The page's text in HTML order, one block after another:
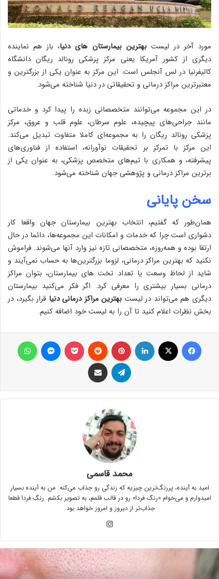
مورد آخر در لیستبهترین بیمارستان های دنیا، باز هم نماینده
دیگری از کشور آمریکا یعنی مرکز پزشکی رونالد ریگان دانشگاه
کالیفرنیا در لس آنجلس است. این مرکز به عنوان یکی از بزرگترین و
معتبرترین مراکز درمانی و تحقیقاتی در دنیا شناخته می‌شود.
در این مجموعه می‌توانند متخصصانی زبده را پیدا کرد و خدماتی
مانند جراحی‌های پیچیده، علوم سرطان، علوم قلب و عروق، مرکز
پزشکی رونالد ریگان را به مجموعه‌ای کاملا متفاوت تبدیل می‌کند.
این مرکز با تمرکز بر تحقیقات نوآورانه، استفاده از فناوری‌های
پیشرفته، و همکاری با تیم‌های متخصص پزشکی، به عنوان یکی از
برترین مراکز درمانی و پژوهشی جهان شناخته می‌شود.
سخن پایانی
همان‌طور که گفتیم، انتخاب بهترین بیمارستان جهان واقعا کار
دشواری است چرا که خدمات و امکانات این مجموعه‌ها، دائما در حال
ارتقا بوده و همه‌روزه، متخصصانی تازه نیز وارد آنها می‌شوند. فراموش
نکنید که بهترین مراکز درمانی، لزوما بزرگترین‌ها به حساب نمی‌آیند و
شاید از لحاظ وسعت یا تعداد تخت های بیمارستان، بتوان مراکز
درمانی بسیار بیشتری را معرفی کرد. اگر فکر می‌کنید بیمارستان
دیگری هم می‌تواند در لیست بهترین مراکز درمانی دنیا قرار بگیرد، در
بخش نظرات اعلام کنید تا آن را به لیست خود اضافه کنیم.
محمد قاسمی
امید به آینده، پررنگ‌ترین چیزیه که زندگی رو جذاب می‌کنه. من به آینده بسیار
امیدوارم و می‌خوام «رنگ فردا» رو در قالب قلمم، به تصویر بکشم. رنگِ فردا قطعا
جذاب‌تر از دیروز و امروز خواهد بود.
گرام